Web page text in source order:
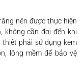
nên được thực hiện
không cần đợi đến khi
thiết phải sử dụng kem
lông mềm để bảo vệ